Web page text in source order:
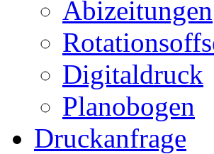
Abizeitungen
Digitaldruck
Planobogen
Druckanfrage